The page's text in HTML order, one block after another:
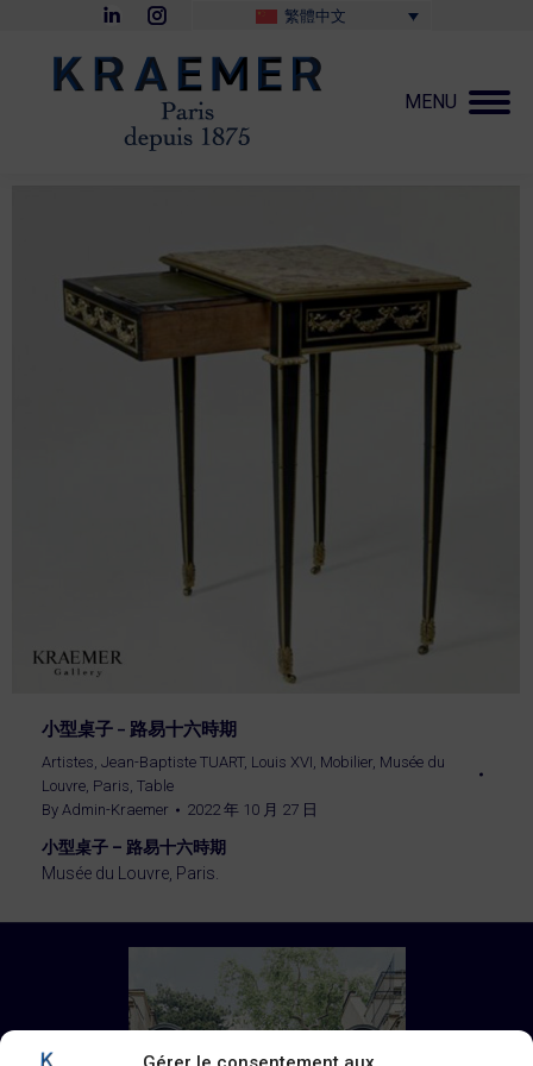
Linkedin
opens
in
window
opens
new
window
繁體中文
MENU
小型桌子 – 路易十六時期
Artistes, Jean-Baptiste TUART, Louis XVI, Mobilier, Musée du
Louvre, Paris, Table
By Admin-Kraemer 2022 年 10 月 27 日
小型桌子 – 路易十六時期
Musée du Louvre, Paris.